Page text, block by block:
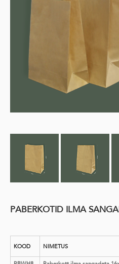
PABERKOTID ILMA
KOOD NIMETUS